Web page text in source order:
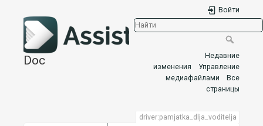
Doc
Войти
Недавние
изменения
Управление
медиафайлами
Все
страницы
driver:pamjatka_dlja_voditelja